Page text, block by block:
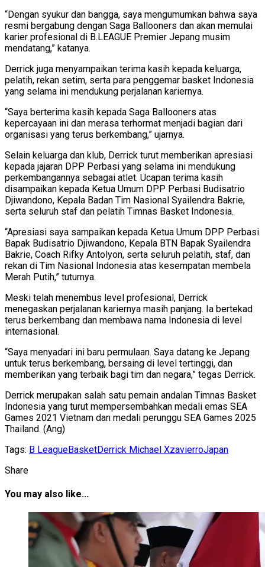
“Dengan syukur dan bangga, saya mengumumkan bahwa saya
resmi bergabung dengan Saga Ballooners dan akan memulai
karier profesional di B.LEAGUE Premier Jepang musim
mendatang,” katanya.
Derrick juga menyampaikan terima kasih kepada keluarga,
pelatih, rekan setim, serta para penggemar basket Indonesia
yang selama ini mendukung perjalanan kariernya.
“Saya berterima kasih kepada Saga Ballooners atas
kepercayaan ini dan merasa terhormat menjadi bagian dari
organisasi yang terus berkembang,” ujarnya.
Selain keluarga dan klub, Derrick turut memberikan apresiasi
kepada jajaran DPP Perbasi yang selama ini mendukung
perkembangannya sebagai atlet. Ucapan terima kasih
disampaikan kepada Ketua Umum DPP Perbasi Budisatrio
Djiwandono, Kepala Badan Tim Nasional Syailendra Bakrie,
serta seluruh staf dan pelatih Timnas Basket Indonesia.
“Apresiasi saya sampaikan kepada Ketua Umum DPP Perbasi
Bapak Budisatrio Djiwandono, Kepala BTN Bapak Syailendra
Bakrie, Coach Rifky Antolyon, serta seluruh pelatih, staf, dan
rekan di Tim Nasional Indonesia atas kesempatan membela
Merah Putih,” tuturnya.
Meski telah menembus level profesional, Derrick
menegaskan perjalanan kariernya masih panjang. Ia bertekad
terus berkembang dan membawa nama Indonesia di level
internasional.
“Saya menyadari ini baru permulaan. Saya datang ke Jepang
untuk terus berkembang, bersaing di level tertinggi, dan
memberikan yang terbaik bagi tim dan negara,” tegas Derrick.
Derrick merupakan salah satu pemain andalan Timnas Basket
Indonesia yang turut mempersembahkan medali emas SEA
Games 2021 Vietnam dan medali perunggu SEA Games 2025
Thailand. (Ang)
Tags: B LeagueBasketDerrick Michael XzavierroJapan
Share
You may also like...